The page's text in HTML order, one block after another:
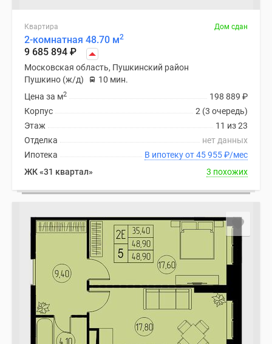
Квартира Дом сдан
2-комнатная 48.70 м2
9 685 894 ₽
Московская область, Пушкинский район
Пушкино (ж/д)
10 мин.
198 889 ₽
Цена за м2
2 (3 очередь)
Корпус
11 из 23
Этаж
нет данных
Отделка
В ипотеку от 45 955₽/мес
Ипотека
ЖК «31 квартал»
3 похожих